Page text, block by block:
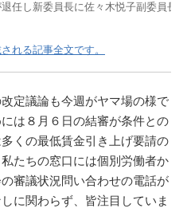
任し新委員長に佐々木悦子副委員長
れる記事全文です。
定議論も今週がヤマ場の様で
は８月６日の結審が条件との
くの最低賃金引き上げ要請の
たちの窓口には個別労働者か
審議状況問い合わせの電話が
に関わらず、皆注目していま